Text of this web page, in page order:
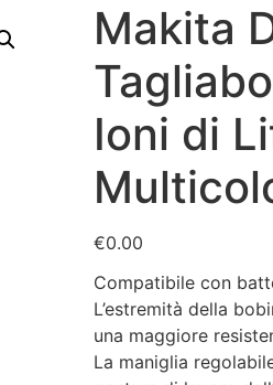
Makita
Ioni di
€0.00
Compatibile con
L’estremità della
una maggiore
La maniglia